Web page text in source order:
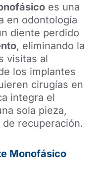
es una
en odontología
diente perdido
, eliminando la
visitas al
los implantes
cirugías en
integra el
sola pieza,
recuperación.
Monofásico